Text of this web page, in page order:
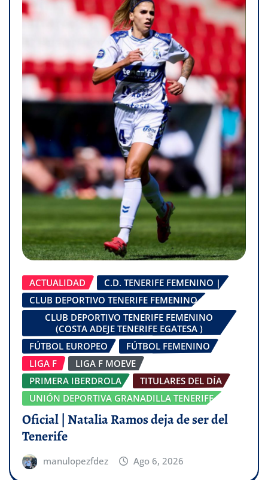
ACTUALIDAD
C.D. TENERIFE FEMENINO |
CLUB DEPORTIVO TENERIFE FEMENINO
CLUB DEPORTIVO TENERIFE FEMENINO
(COSTA ADEJE TENERIFE EGATESA )
FÚTBOL EUROPEO
FÚTBOL FEMENINO
LIGA F
LIGA F MOEVE
PRIMERA IBERDROLA
TITULARES DEL DÍA
UNIÓN DEPORTIVA GRANADILLA TENERIFE
Oficial | Natalia Ramos deja de ser del
Tenerife
manulopezfdez Ago 6, 2026